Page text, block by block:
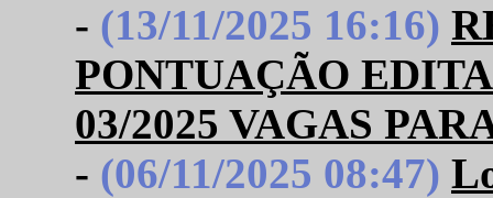
- (13/11/2025 16:16)
PONTUAÇÃO
03/2025 VAGAS
- (06/11/2025 08:47)